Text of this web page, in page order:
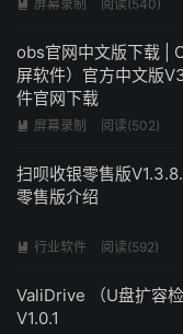
 屏幕录制 阅读(540)
obs官网中文版下载 |
屏软件）官方中文版
件官网下载
 屏幕录制 阅读(502)
扫呗收银零售版
零售版介绍
 行业软件 阅读(592)
ValiDrive （U盘扩容
V1.0.1